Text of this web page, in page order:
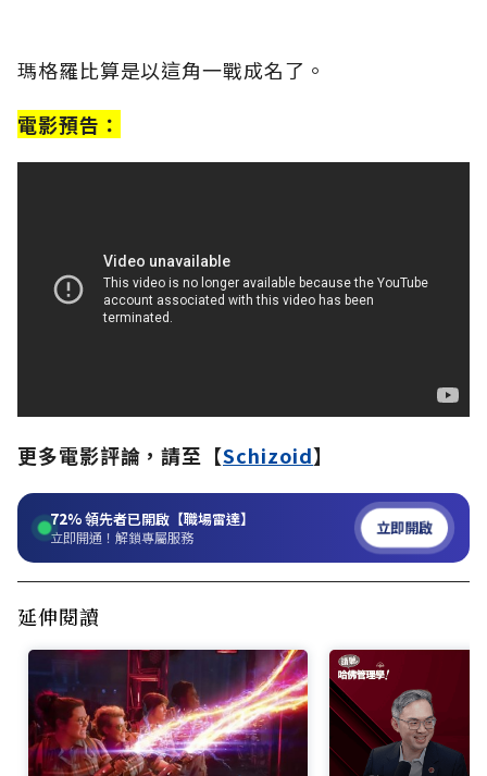
瑪格羅比算是以這角一戰成名了。
電影預告：
更多電影評論，請至【Schizoid】
72%領先者已開啟【職場雷達】
立即開通！解鎖專屬服務 立即開啟
延伸閱讀